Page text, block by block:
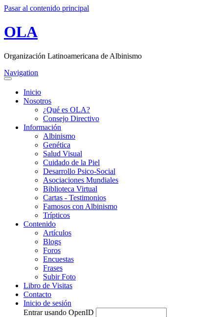
Pasar al contenido principal
OLA
Organización Latinoamericana de Albinismo
Navigation
Inicio
Nosotros
¿Qué es OLA?
Consejo Directivo
Información
Albinismo
Genética
Salud Visual
Cuidado de la Piel
Desarrollo Psico-Social
Asociaciones Mundiales
Biblioteca Virtual
Cartas - Testimonios
Famosos con Albinismo
Trípticos
Contenido
Artículos
Blogs
Foros
Encuestas
Frases
Subir Foto
Libro de Visitas
Contacto
Inicio de sesión
Entrar usando OpenID